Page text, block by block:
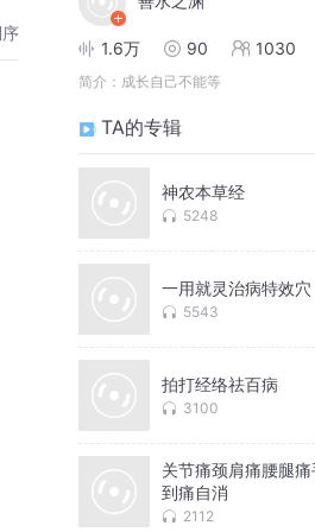
1.6万 90 1030
简介： 成长自己不能等
TA的专辑
神农本草经
5248
一用就灵治病特效穴
5543
拍打经络祛百病
3100
关节痛颈肩痛腰腿痛
到痛自消
2112